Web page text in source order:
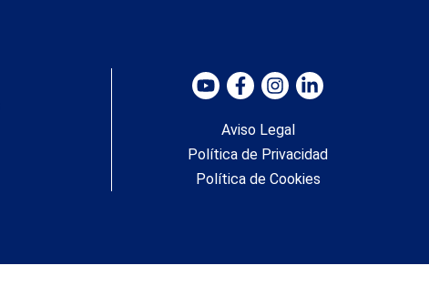
Aviso Legal
Política de Privacidad
Política de Cookies